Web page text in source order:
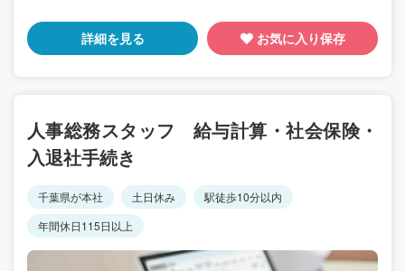
詳細を見る お気に入り保存
人事総務スタッフ 給与計算・社会保険・
入退社手続き
千葉県が本社 土日休み
駅徒歩10分以内
年間休日115日以上